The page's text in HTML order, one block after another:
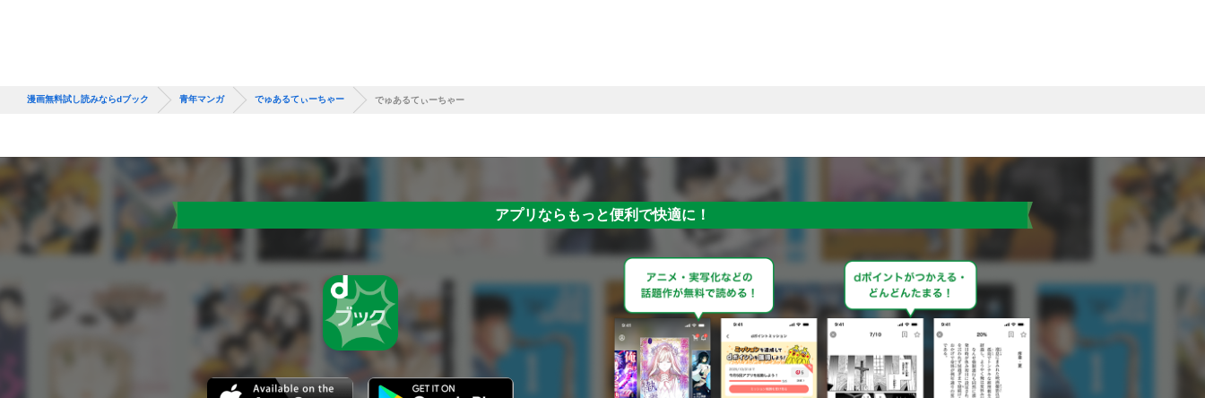
漫画無料試し読みならdブック 青年マンガ でゅあるてぃーちゃー でゅあるてぃーちゃー
アプリならもっと便利で快適に！